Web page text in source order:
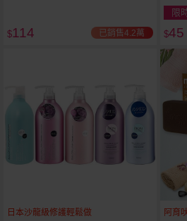
$114 已銷售4.2萬
限
$45
日本沙龍級修護輕鬆做 阿育